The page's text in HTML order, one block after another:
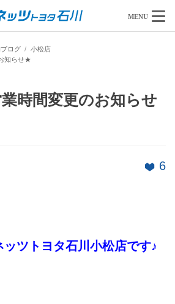
MENU
ブログ
小松店
知らせ★
業時間変更のお知らせ
6
ッツトヨタ石川小松店です♪